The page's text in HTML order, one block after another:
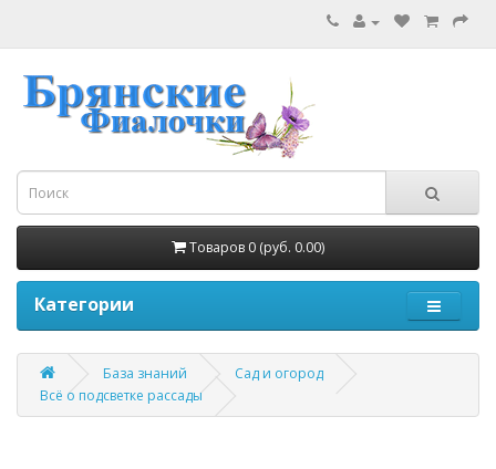
Товаров 0 (руб. 0.00)
Категории
База знаний
Сад и огород
Всё о подсветке рассады